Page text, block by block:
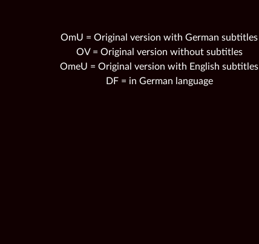
OmU = Original version with German subtitles
OV = Original version without subtitles
OmeU = Original version with English subtitles
DF = in German language